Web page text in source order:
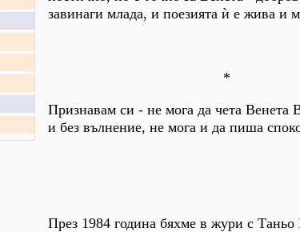
завинаги млада, и поезията ѝ e жива и
*
Признавам си - не мога да чета Венета
и без вълнение, не мога и да пиша
През 1984 година бяхме в жури с